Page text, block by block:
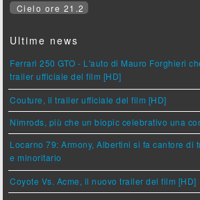
Cielo ore 21.2
Ultime news
Ferrari 250 GTO - L'auto di Mauro Forghieri
trailer ufficiale del film [HD]
Couture, il trailer ufficiale del film [HD]
Nimrods, più che un biopic celebrativo una
Locarno 79: Armony, Albertini si fa cantore di
e minoritario
Coyote Vs. Acme, il nuovo trailer del film [HD]